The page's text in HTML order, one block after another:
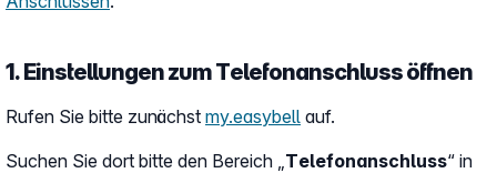
1. Einstellungen zum Telefonanschluss öffnen
Rufen Sie bitte zunächst my.easybell auf.
Suchen Sie dort bitte den Bereich „Telefonanschluss“ in